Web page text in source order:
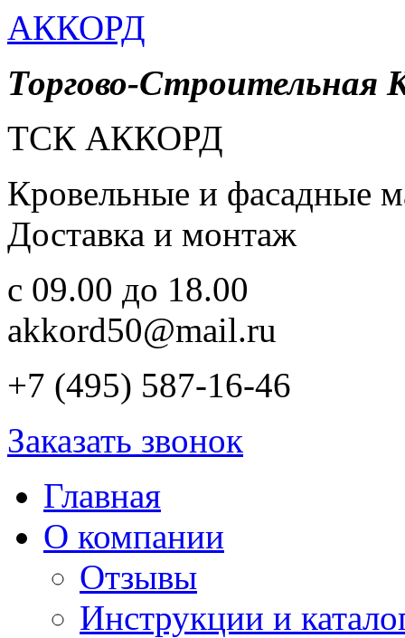
АККОРД
Торгово-Строительная
ТСК АККОРД
Кровельные и фасадные
Доставка и монтаж
c 09.00 до 18.00
akkord50@mail.ru
+7 (495) 587-16-46
Заказать звонок
Главная
О компании
Отзывы
Инструкции и